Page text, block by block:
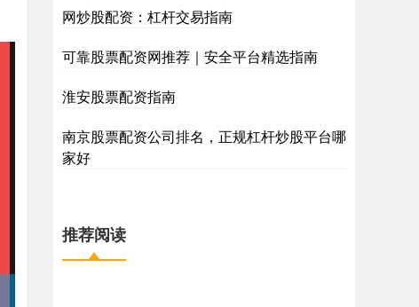
网炒股配资：杠杆交易指南
可靠股票配资网推荐｜安全平台精选指南
淮安股票配资指南
南京股票配资公司排名，正规杠杆炒股平台哪
家好
推荐阅读